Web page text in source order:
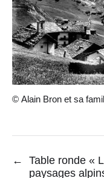
© Alain Bron et sa
←
Table ronde «
paysages